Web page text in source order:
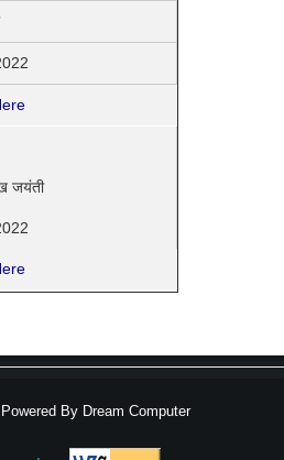
जयंती
ByDream Computer